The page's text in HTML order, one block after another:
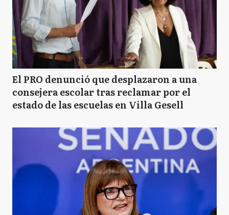
El PRO denunció que desplazaron a una
consejera escolar tras reclamar por el
estado de las escuelas en Villa Gesell